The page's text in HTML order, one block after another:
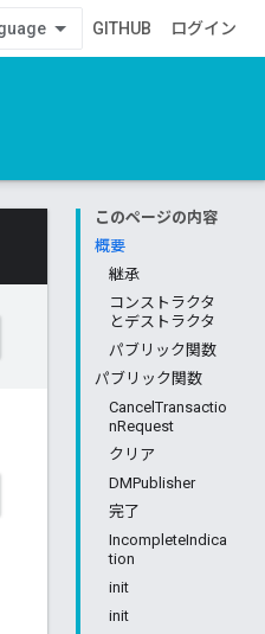
GITHUB ログイン
このページの内容
概要
継承
コンストラクタ
とデストラクタ
パブリック関数
パブリック関数
CancelTransactio
nRequest
クリア
DMPublisher
完了
IncompleteIndica
tion
init
init